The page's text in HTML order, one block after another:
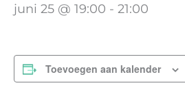
juni 25 @ 19:00 - 21:00
Toevoegen aan kalender